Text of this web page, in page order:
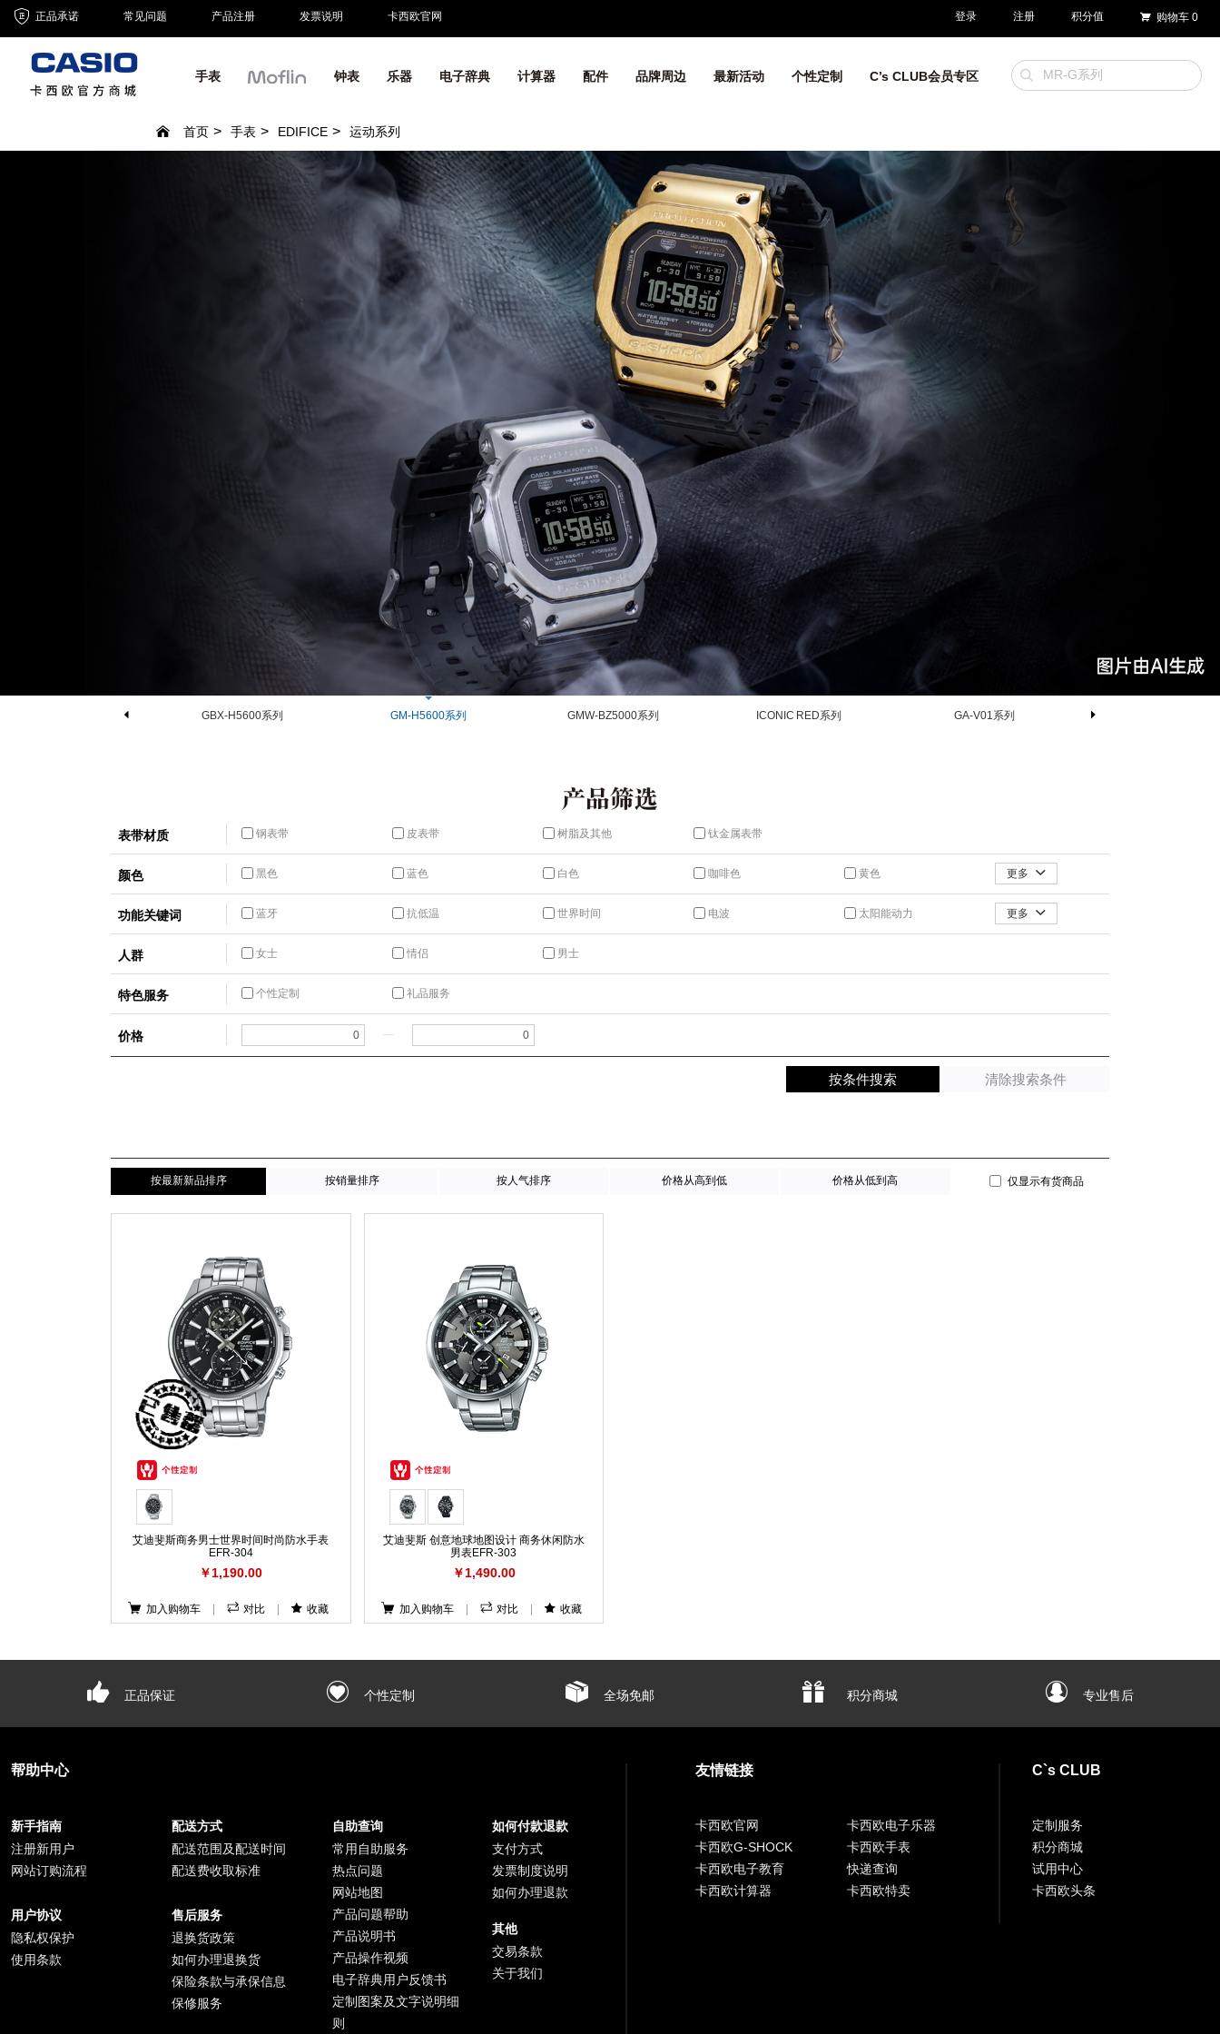
正品承诺 常见问题 产品注册 发票说明 卡西欧官网 登录 注册 积分值 购物车 0
手表 钟表 乐器 电子辞典 计算器 配件 品牌周边 最新活动 个性定制 C’s CLUB会员专区
首页 手表 EDIFICE 运动系列
GBX-H5600系列 GM-H5600系列 GMW-BZ5000系列 ICONIC RED系列 GA-V01系列
表带材质 钢表带 皮表带 树脂及其他 钛金属表带
颜色 黑色 蓝色 白色 咖啡色 黄色 更多
功能关键词 蓝牙 抗低温 世界时间 电波 太阳能动力 更多
人群 女士 情侣 男士
特色服务 个性定制 礼品服务
价格 一
按最新新品排序 按销量排序 按人气排序 价格从高到低 价格从低到高 仅显示有货商品
艾迪斐斯商务男士世界时间时尚防水手表
EFR-304
￥1,190.00
加入购物车 | 对比 | 收藏
艾迪斐斯 创意地球地图设计 商务休闲防水
男表EFR-303
￥1,490.00
加入购物车 | 对比 | 收藏
正品保证 个性定制 全场免邮 积分商城 专业售后
帮助中心
新手指南
注册新用户
网站订购流程
用户协议
隐私权保护
使用条款
配送方式
配送范围及配送时间
配送费收取标准
售后服务
退换货政策
如何办理退换货
保险条款与承保信息
保修服务
自助查询
常用自助服务
热点问题
网站地图
产品问题帮助
产品说明书
产品操作视频
电子辞典用户反馈书
定制图案及文字说明细
则
如何付款退款
支付方式
发票制度说明
如何办理退款
其他
交易条款
关于我们
友情链接
卡西欧官网
卡西欧G-SHOCK
卡西欧电子教育
卡西欧计算器
卡西欧电子乐器
卡西欧手表
快递查询
卡西欧特卖
C`s CLUB
定制服务
积分商城
试用中心
卡西欧头条